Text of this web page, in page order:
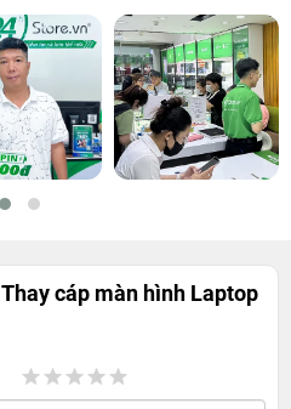
Thay cáp màn hình Laptop